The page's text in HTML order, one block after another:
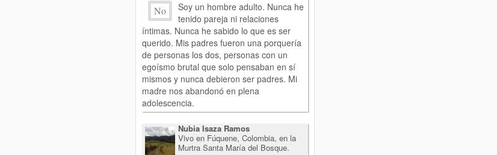
No
Soy un hombre adulto. Nunca he
tenido pareja ni relaciones
íntimas. Nunca he sabido lo que es ser
querido. Mis padres fueron una porquería
de personas los dos, personas con un
egoísmo brutal que solo pensaban en sí
mismos y nunca debieron ser padres. Mi
madre nos abandonó en plena
adolescencia.
Nubia Isaza Ramos
Vivo en Fúquene, Colombia, en la
Murtra Santa María del Bosque.